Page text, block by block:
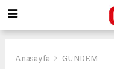
Anasayfa GÜNDEM